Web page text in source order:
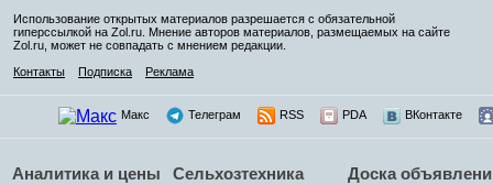
Использование открытых материалов разрешается с обязательной
гиперссылкой на Zol.ru. Мнение авторов материалов, размещаемых на сайте
Zol.ru, может не совпадать с мнением редакции.
Контакты
Подписка Реклама
Макс Телеграм RSS PDA ВКонтакте
Аналитика и цены Сельхозтехника Доска